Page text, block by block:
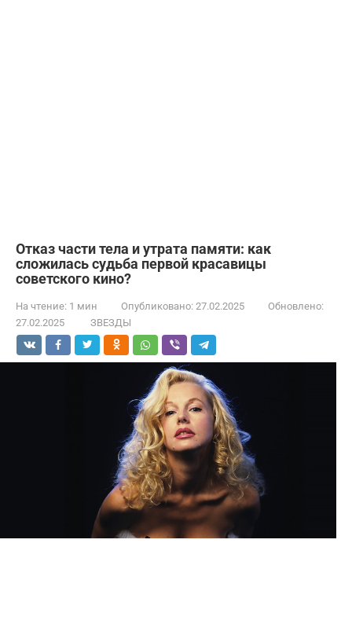
Отказ части тела и утрата памяти: как
сложилась судьба первой красавицы
советского кино?
На чтение: 1 мин Опубликовано: 27.02.2025
Обновлено:
27.02.2025
ЗВЕЗДЫ